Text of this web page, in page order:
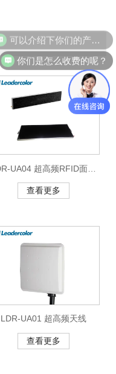
UA04 超高频RFID面板
天线
查看更多
LDR-UA01 超高频天线
查看更多
可以介绍下你们的产品么？
你们是怎么收费的呢？